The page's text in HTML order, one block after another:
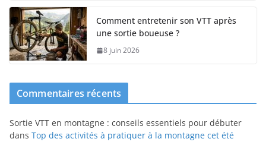
Comment entretenir son VTT après
une sortie boueuse ?
8 juin 2026
Commentaires récents
Sortie VTT en montagne : conseils essentiels pour débuter
dans Top des activités à pratiquer à la montagne cet été